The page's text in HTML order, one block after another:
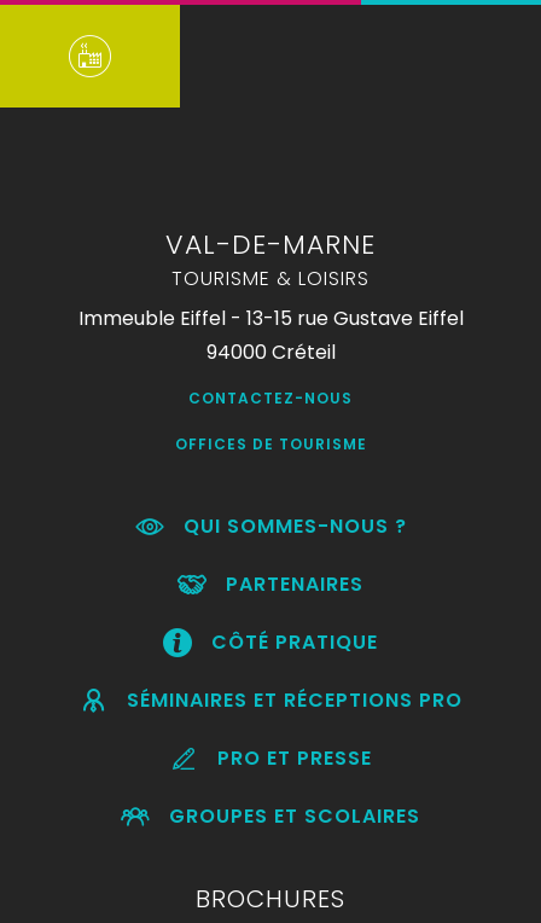
VAL-DE-MARNE
TOURISME & LOISIRS
Immeuble Eiffel - 13-15 rue Gustave Eiffel
94000 Créteil
CONTACTEZ-NOUS
OFFICES DE TOURISME
QUI SOMMES-NOUS ?
PARTENAIRES
CÔTÉ PRATIQUE
SÉMINAIRES ET RÉCEPTIONS PRO
PRO ET PRESSE
GROUPES ET SCOLAIRES
BROCHURES